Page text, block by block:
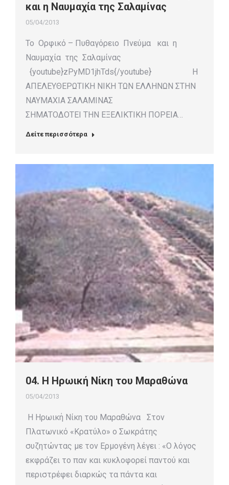
και η Ναυμαχία της Σαλαμίνας
05/04/2013
Το Ορφικό – Πυθαγόρειο Πνεύμα και η
Ναυμαχία της Σαλαμίνας
{youtube}zPyMD1jhTds{/youtube} Η
ΑΠΕΛΕΥΘΕΡΩΤΙΚΗ ΝΙΚΗ ΤΩΝ ΕΛΛΗΝΩΝ ΣΤΗΝ
ΝΑΥΜΑΧΙΑ ΣΑΛΑΜΙΝΑΣ
ΣΗΜΑΤΟΔΟΤΕΙ ΤΗΝ ΕΞΕΛΙΚΤΙΚΗ ΠΟΡΕΙΑ…
Δείτε περισσότερα
04. Η Ηρωική Νίκη του Μαραθώνα
05/04/2013
Η Ηρωική Νίκη του Μαραθώνα Στον
Πλατωνικό «Κρατύλο» ο Σωκράτης
συζητώντας με τον Ερμογένη λέγει : «Ο λόγος
εκφράζει το παν και κυκλοφορεί παντού και
περιστρέφει διαρκώς τα πάντα και